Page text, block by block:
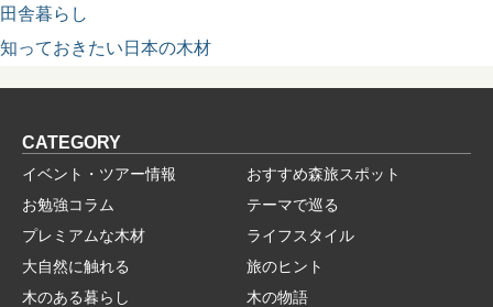
田舎暮らし
知っておきたい日本の木材
CATEGORY
イベント・ツアー情報
おすすめ森旅スポット
お勉強コラム
テーマで巡る
プレミアムな木材
ライフスタイル
大自然に触れる
旅のヒント
木のある暮らし
木の物語